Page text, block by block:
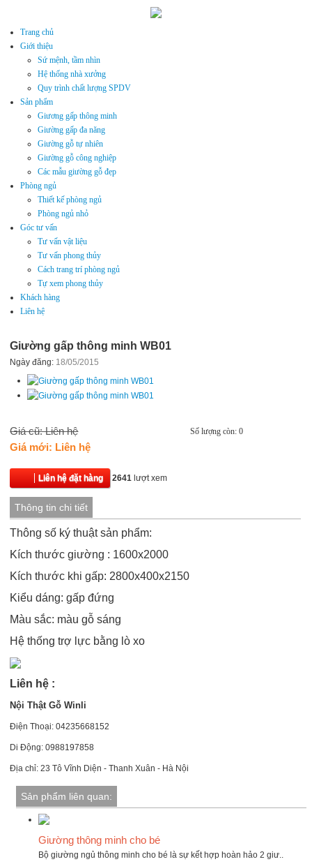
Trang chủ
Giới thiệu
Sứ mệnh, tầm nhìn
Hệ thống nhà xưởng
Quy trình chất lượng SPDV
Sản phẩm
Giương gấp thông minh
Giường gấp đa năng
Giường gỗ tự nhiên
Giường gỗ công nghiệp
Các mẫu giường gỗ đẹp
Phòng ngủ
Thiết kế phòng ngủ
Phòng ngủ nhỏ
Góc tư vấn
Tư vấn vật liệu
Tư vấn phong thủy
Cách trang trí phòng ngủ
Tự xem phong thủy
Khách hàng
Liên hệ
Giường gấp thông minh WB01
Ngày đăng: 18/05/2015
Giá cũ: Liên hệ
Giá mới: Liên hệ
Số lượng còn: 0
Liên hệ đặt hàng 2641 lượt xem
Thông tin chi tiết
Thông số ký thuật sản phẩm:
Kích thước giường : 1600x2000
Kích thước khi gấp: 2800x400x2150
Kiểu dáng: gấp đứng
Màu sắc: màu gỗ sáng
Hệ thống trợ lực bằng lò xo
Liên hệ :
Nội Thật Gỗ Winli
Điện Thoại: 04235668152
Di Động: 0988197858
Địa chỉ: 23 Tô Vĩnh Diện - Thanh Xuân - Hà Nội
Sản phẩm liên quan:
Giường thông minh cho bé
Bộ giường ngủ thông minh cho bé là sự kết hợp hoàn hảo 2 giư..